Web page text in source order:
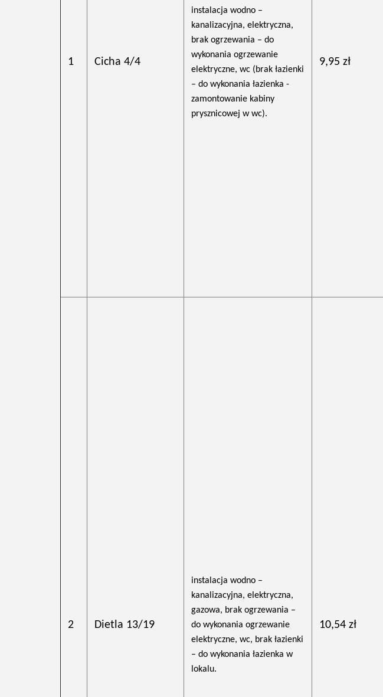
1 Cicha 4/4
instalacja wodno –
kanalizacyjna, elektryczna,
brak ogrzewania – do
wykonania ogrzewanie
elektryczne, wc (brak łazienki
– do wykonania łazienka -
zamontowanie kabiny
prysznicowej w wc).
9,95 zł
2 Dietla 13/19
instalacja wodno –
kanalizacyjna, elektryczna,
gazowa, brak ogrzewania –
do wykonania ogrzewanie
elektryczne, wc, brak łazienki
– do wykonania łazienka w
lokalu.
10,54 zł